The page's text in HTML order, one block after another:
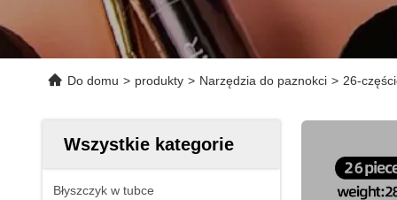
Do domu > produkty > Narzędzia do paznokci > 26-
Wszystkie kategorie
Błyszczyk w tubce